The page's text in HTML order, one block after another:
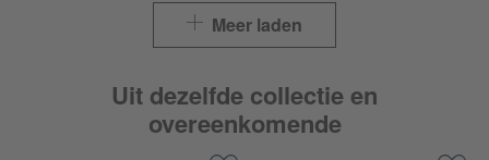
Meer laden
Uit dezelfde collectie en
overeenkomende